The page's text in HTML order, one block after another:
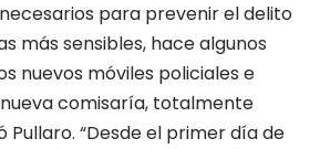
para prevenir el delito
más sensibles, hace algunos
nuevos móviles policiales e
comisaría, totalmente
Pullaro. “Desde el primer día de